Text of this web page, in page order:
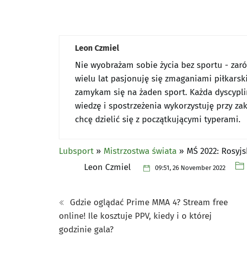
Leon Czmiel
Nie wyobrażam sobie życia bez sportu -
wielu lat pasjonuję się zmaganiami
zamykam się na żaden sport. Każda
wiedzę i spostrzeżenia wykorzystuję przy
chcę dzielić się z początkującymi typerami.
Lubsport » Mistrzostwa świata » MŚ 2022:
Leon Czmiel
09:51, 26 November 2022
Gdzie oglądać Prime MMA 4? Stream free
online! Ile kosztuje PPV, kiedy i o której
godzinie gala?